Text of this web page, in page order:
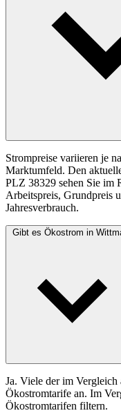
Strompreise variieren je
Marktumfeld. Den
PLZ 38329 sehen Sie im
Arbeitspreis, Grundpreis
Jahresverbrauch.
Gibt es Ökostrom in
Ja. Viele der im
Ökostromtarife an. Im
Ökostromtarifen filtern.